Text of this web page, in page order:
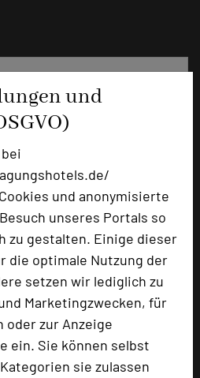
und
und anonymisierte
unseres Portals so
zu gestalten. Einige dieser
die optimale Nutzung der
setzen wir lediglich zu
Marketingzwecken, für
zur Anzeige
ein. Sie können selbst
sie zulassen